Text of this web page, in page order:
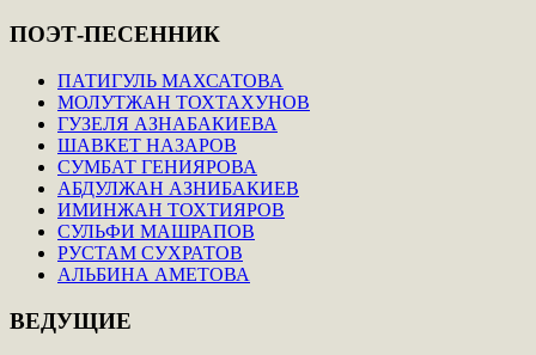
ПОЭТ-ПЕСЕННИК
ПАТИГУЛЬ МАХСАТОВА
МОЛУТЖАН ТОХТАХУНОВ
ГУЗЕЛЯ АЗНАБАКИЕВА
ШАВКЕТ НАЗАРОВ
СУМБАТ ГЕНИЯРОВА
АБДУЛЖАН АЗНИБАКИЕВ
ИМИНЖАН ТОХТИЯРОВ
СУЛЬФИ МАШРАПОВ
РУСТАМ СУХРАТОВ
АЛЬБИНА АМЕТОВА
ВЕДУЩИЕ